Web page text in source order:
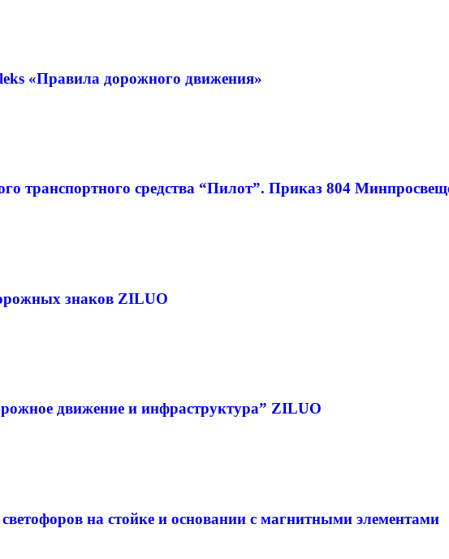
«Правила дорожного движения»
транспортного средства “Пилот”. Приказ 804
знаков ZILUO
движение и инфраструктура” ZILUO
на стойке и основании с магнитными элементами